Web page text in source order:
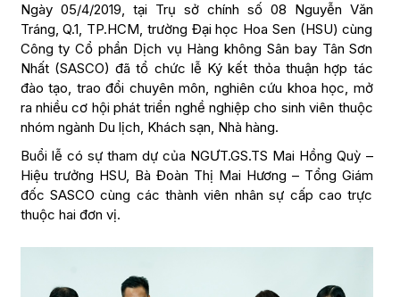
Ngày 05/4/2019, tại Trụ sở chính số 08 Nguyễn Văn
Tráng, Q.1, TP.HCM, trường Đại học Hoa Sen (HSU) cùng
Công ty Cổ phần Dịch vụ Hàng không Sân bay Tân Sơn
Nhất (SASCO) đã tổ chức lễ Ký kết thỏa thuận hợp tác
đào tạo, trao đổi chuyên môn, nghiên cứu khoa học, mở
ra nhiều cơ hội phát triển nghề nghiệp cho sinh viên thuộc
nhóm ngành Du lịch, Khách sạn, Nhà hàng.
Buổi lễ có sự tham dự của NGƯT.GS.TS Mai Hồng Quỳ –
Hiệu trưởng HSU, Bà Đoàn Thị Mai Hương – Tổng Giám
đốc SASCO cùng các thành viên nhân sự cấp cao trực
thuộc hai đơn vị.